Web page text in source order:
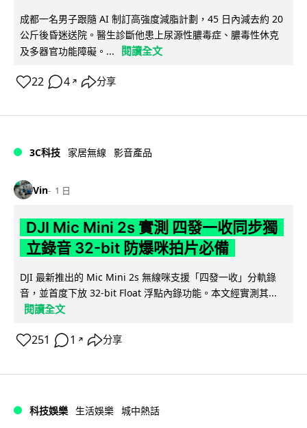
成都一名男子跟隨 AI 制訂高強度減脂計劃，45 日內減去約 20
公斤後昏迷送院。醫生診斷他患上尿源性膿毒症、膿毒性休克
及多器官功能障礙。...
閱讀全文
22 4 ↗ 分享
3C科技 家居無線 影音產品
Vin 1 日
DJI Mic Mini 2s 實測 四發一收同步獨
立錄音 32-bit 防爆咪拍片必備
DJI 最新推出的 Mic Mini 2s 無線咪支援「四發一收」分軌錄
音，並首度下放 32-bit Float 浮點內錄功能。本文經實測其...
閱讀全文
251 1 ↗ 分享
科技娛樂 生活娛樂 城中熱話